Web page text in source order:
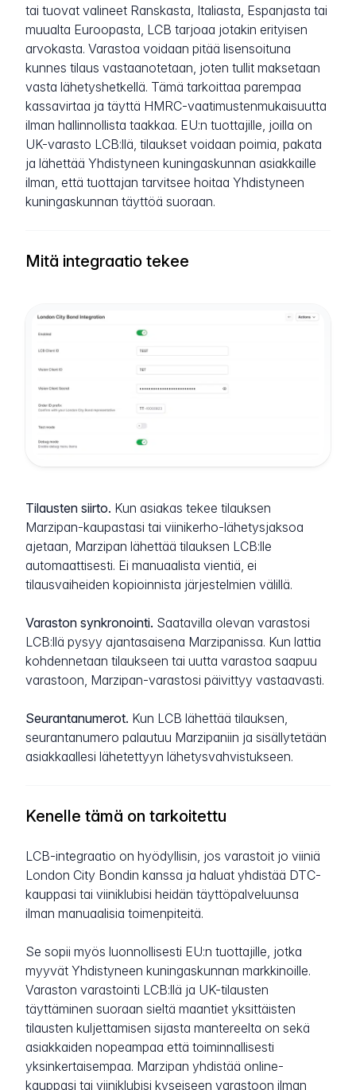
tai tuovat valineet Ranskasta, Italiasta, Espanjasta tai
muualta Euroopasta, LCB tarjoaa jotakin erityisen
arvokasta. Varastoa voidaan pitää lisensoituna
kunnes tilaus vastaanotetaan, joten tullit maksetaan
vasta lähetyshetkellä. Tämä tarkoittaa parempaa
kassavirtaa ja täyttä HMRC-vaatimustenmukaisuutta
ilman hallinnollista taakkaa. EU:n tuottajille, joilla on
UK-varasto LCB:llä, tilaukset voidaan poimia, pakata
ja lähettää Yhdistyneen kuningaskunnan asiakkaille
ilman, että tuottajan tarvitsee hoitaa Yhdistyneen
kuningaskunnan täyttöä suoraan.
Mitä integraatio tekee
Tilausten siirto. Kun asiakas tekee tilauksen
Marzipan-kaupastasi tai viinikerho-lähetysjaksoa
ajetaan, Marzipan lähettää tilauksen LCB:lle
automaattisesti. Ei manuaalista vientiä, ei
tilausvaiheiden kopioinnista järjestelmien välillä.
Varaston synkronointi. Saatavilla olevan varastosi
LCB:llä pysyy ajantasaisena Marzipanissa. Kun lattia
kohdennetaan tilaukseen tai uutta varastoa saapuu
varastoon, Marzipan-varastosi päivittyy vastaavasti.
Seurantanumerot. Kun LCB lähettää tilauksen,
seurantanumero palautuu Marzipaniin ja sisällytetään
asiakkaallesi lähetettyyn lähetysvahvistukseen.
Kenelle tämä on tarkoitettu
LCB-integraatio on hyödyllisin, jos varastoit jo viiniä
London City Bondin kanssa ja haluat yhdistää DTC-
kauppasi tai viiniklubisi heidän täyttöpalveluunsa
ilman manuaalisia toimenpiteitä.
Se sopii myös luonnollisesti EU:n tuottajille, jotka
myyvät Yhdistyneen kuningaskunnan markkinoille.
Varaston varastointi LCB:llä ja UK-tilausten
täyttäminen suoraan sieltä maantiet yksittäisten
tilausten kuljettamisen sijasta mantereelta on sekä
asiakkaiden nopeampaa että toiminnallisesti
yksinkertaisempaa. Marzipan yhdistää online-
kauppasi tai viiniklubisi kyseiseen varastoon ilman